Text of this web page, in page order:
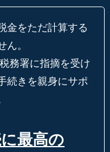
金をただ計算する
ん。
務署に指摘を受け
続きを親身にサポ
最高の